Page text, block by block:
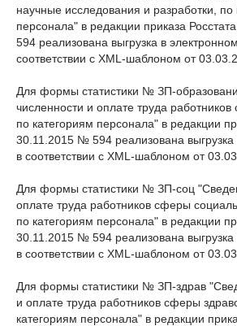
научные исследования и разработки, по
персонала" в редакции приказа
594 реализована выгрузка в
соответствии с XML-шаблоном от
Для формы статистики № ЗП-
численности и оплате труда
по категориям персонала" в редакции
30.11.2015 № 594 реализована выгрузка
в соответствии с XML-шаблоном от
Для формы статистики № ЗП-соц
оплате труда работников сферы
по категориям персонала" в редакции
30.11.2015 № 594 реализована выгрузка
в соответствии с XML-шаблоном от
Для формы статистики № ЗП-здрав
и оплате труда работников сферы
категориям персонала" в редакции